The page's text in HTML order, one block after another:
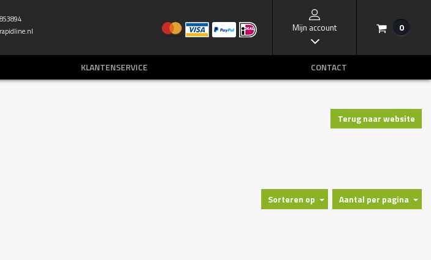
Mijn account
I
/ 0
KLANTENSERVICE CONTACT
Terug naar website
Aantal per pagina
Sorteren op